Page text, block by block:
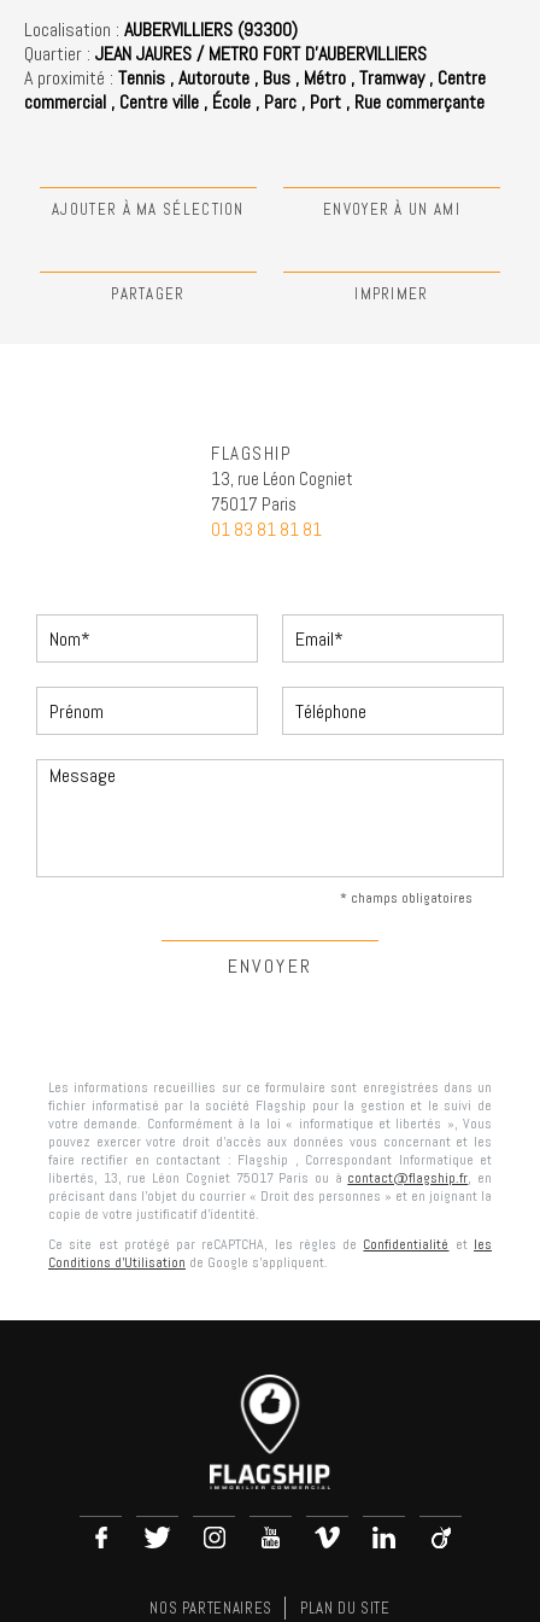
Localisation : AUBERVILLIERS (93300)
Quartier : JEAN JAURES / METRO FORT D'AUBERVILLIERS
A proximité : Tennis ,Autoroute , Bus , Métro ,Tramway, Centre
commercial , Centre ville , École , Parc , Port , Rue commerçante
AJOUTER À MA SÉLECTION ENVOYER À UN AMI
PARTAGER IMPRIMER
FLAGSHIP
13, rue Léon Cogniet
75017 Paris
01 83 81 81 81
* champs obligatoires
Les informations recueillies sur ce formulaire sont enregistrées dans un
fichier informatisé par la société Flagship pour la gestion et le suivi de
votre demande. Conformément à la loi « informatique et libertés », Vous
pouvez exercer votre droit d'accès aux données vous concernant et les
faire rectifier en contactant : Flagship , Correspondant Informatique et
libertés, 13, rue Léon Cogniet 75017 Paris ou à contact@flagship.fr, en
précisant dans l’objet du courrier « Droit des personnes » et en joignant la
copie de votre justificatif d’identité.
Ce site est protégé par reCAPTCHA, les règles de Confidentialité et les
Conditions d'Utilisation de Google s'appliquent.
NOS PARTENAIRES PLAN DU SITE